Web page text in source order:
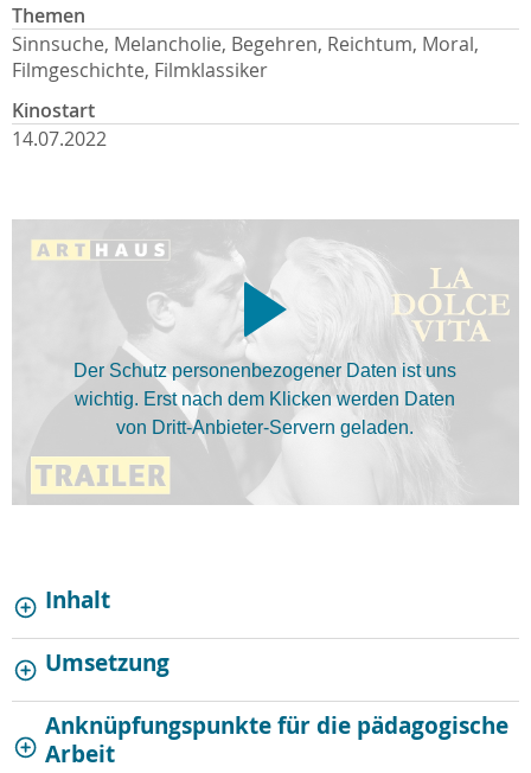
Themen
Sinnsuche, Melancholie, Begehren, Reichtum, Moral,
Filmgeschichte, Filmklassiker
Kinostart
14.07.2022
Der Schutz personenbezogener Daten ist uns
wichtig. Erst nach dem Klicken werden Daten
von Dritt-Anbieter-Servern geladen.
Inhalt
Umsetzung
Anknüpfungspunkte für die pädagogische
Arbeit